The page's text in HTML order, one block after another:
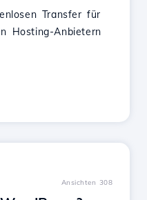
Transfer für
Hosting-Anbietern
Ansichten 308